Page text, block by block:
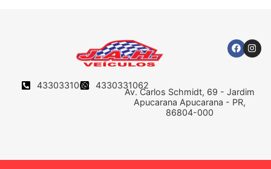
4330331062 4330331062
Av. Carlos Schmidt, 69 - Jardim
Apucarana Apucarana - PR,
86804-000